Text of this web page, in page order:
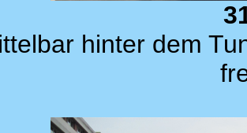
hinter dem